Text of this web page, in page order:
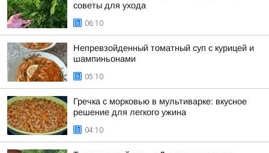
советы для ухода
06:10
Непревзойденный томатный суп с курицей и
шампиньонами
05:10
Гречка с морковью в мультиварке: вкусное
решение для легкого ужина
04:10